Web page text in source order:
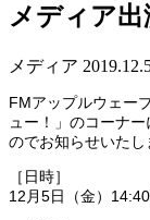
メディア
メディア
FMアップルウェー
ュー！」のコーナ
のでお知らせいたし
［日時］
12月5日（金）